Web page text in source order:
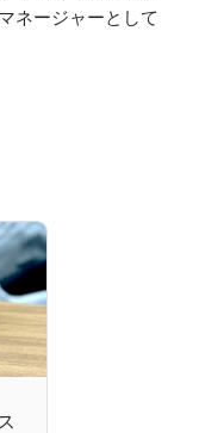
ネージャーとして